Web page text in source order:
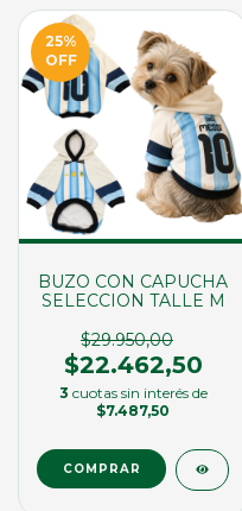
25%
OFF
BUZO CON CAPUCHA
SELECCION TALLE M
$29.950,00
$22.462,50
3 cuotas sin interés de
$7.487,50